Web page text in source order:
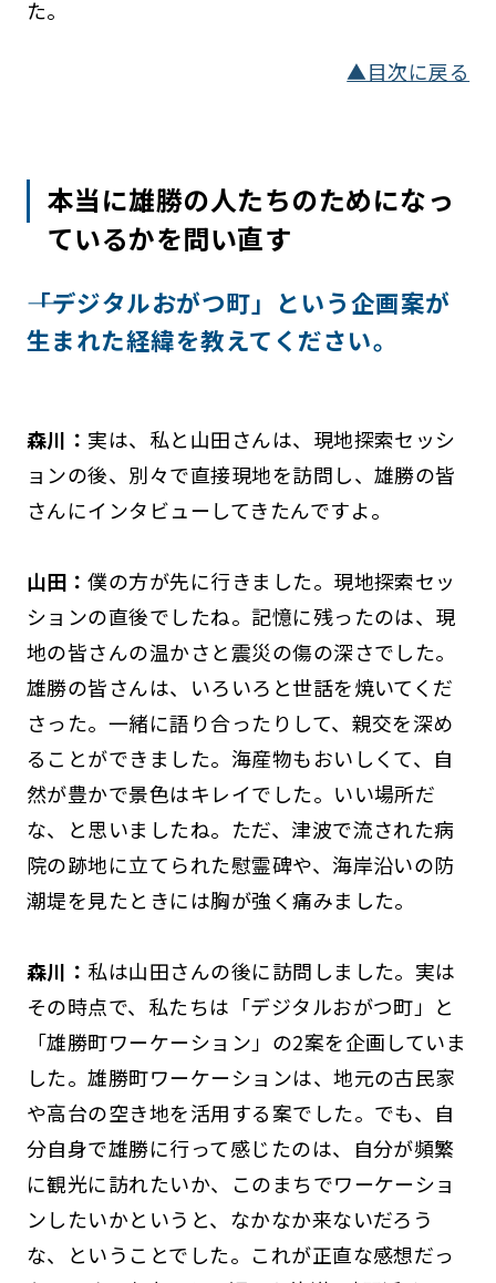
た。
▲目次に戻る
本当に雄勝の人たちのためになっ
ているかを問い直す
――「デジタルおがつ町」という企画案が
生まれた経緯を教えてください。
森川： 実は、私と山田さんは、現地探索セッシ
ョンの後、別々で直接現地を訪問し、雄勝の皆
さんにインタビューしてきたんですよ。
山田：僕の方が先に行きました。現地探索セッ
ションの直後でしたね。記憶に残ったのは、現
地の皆さんの温かさと震災の傷の深さでした。
雄勝の皆さんは、いろいろと世話を焼いてくだ
さった。一緒に語り合ったりして、親交を深め
ることができました。海産物もおいしくて、自
然が豊かで景色はキレイでした。いい場所だ
な、と思いましたね。ただ、津波で流された病
院の跡地に立てられた慰霊碑や、海岸沿いの防
潮堤を見たときには胸が強く痛みました。
森川： 私は山田さんの後に訪問しました。実は
その時点で、私たちは「デジタルおがつ町」と
「雄勝町ワーケーション」の2案を企画していま
した。雄勝町ワーケーションは、地元の古民家
や高台の空き地を活用する案でした。でも、自
分自身で雄勝に行って感じたのは、自分が頻繁
に観光に訪れたいか、このまちでワーケーショ
ンしたいかというと、なかなか来ないだろう
な、ということでした。これが正直な感想だっ